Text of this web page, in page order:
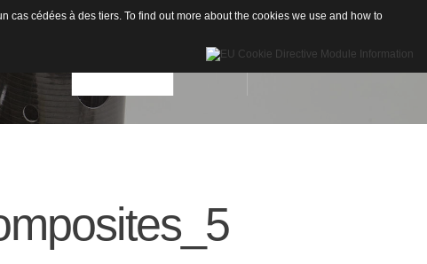
Nautisme
Fibre de Verre
CONTACT
cédées à des tiers. To find out more about the cookies we use and how to